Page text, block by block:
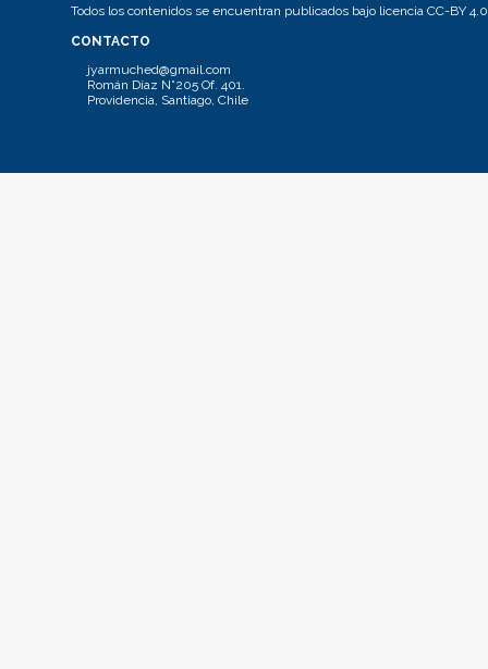
Todos los contenidos se encuentran publicados bajo licencia CC-BY 4.0
CONTACTO
jyarmuched@gmail.com
Román Díaz N°205 Of. 401.
Providencia, Santiago, Chile